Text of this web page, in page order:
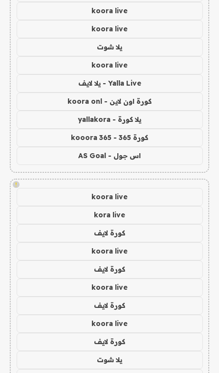
koora live
koora live
يلا شوت
koora live
Yalla Live - يلا لايف
كورة اون لاين - koora onl
يلا كورة - yallakora
كورة 365 - kooora 365
اس جول - AS Goal
!
koora live
kora live
كورة لايف
koora live
كورة لايف
koora live
كورة لايف
koora live
كورة لايف
يلا شوت